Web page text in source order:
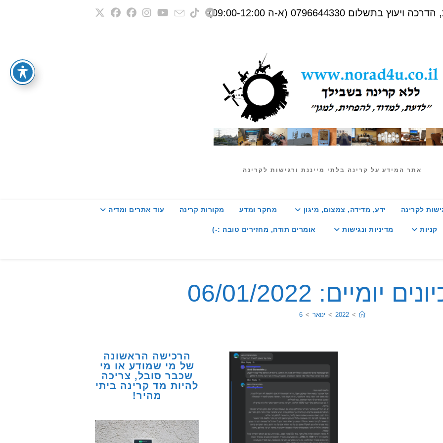
0796644330 (א-ה 09:00-12:00)
אתר המידע על קרינה בלתי מייננת ורגישות לקרינה
לקרינה ידע, מדידה, צמצום, מיגון מחקר ומדע מקורות קרינה עוד אתרים ומדיה
קניות מדיניות ונגישות אומרים תודה, מחזירים טובה :-)
יומיים: 06/01/2022
>
2022
> ינואר >
6
הרכישה הראשונה
של מי שמודע או מי
שכבר סובל, צריכה
להיות מד קרינה ביתי
מהיר!